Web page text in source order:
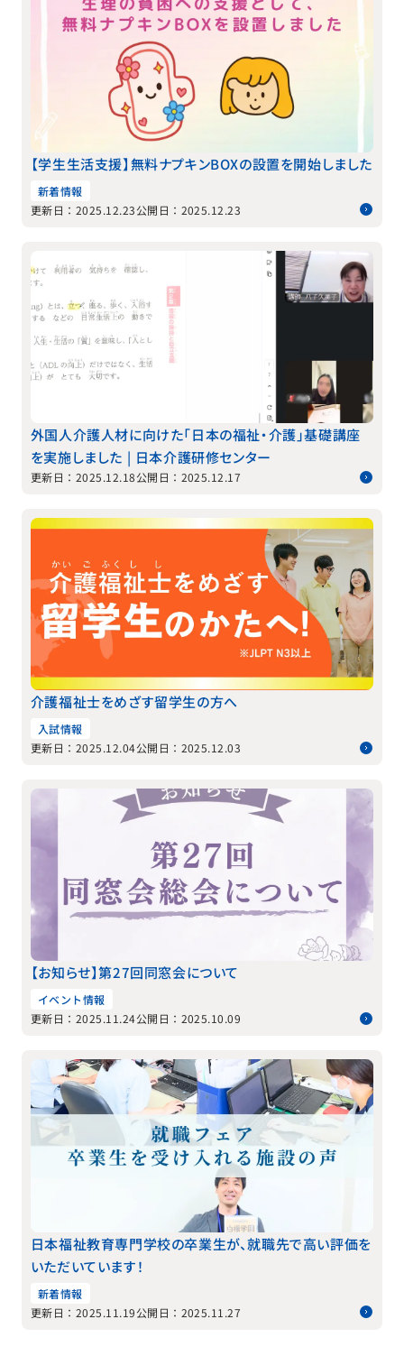
【学生生活支援】無料ナプキンBOXの設置を開始しました
新着情報
更新日：2025.12.23公開日：2025.12.23
外国人介護人材に向けた「日本の福祉・介護」基礎講座
を実施しました | 日本介護研修センター
更新日：2025.12.18公開日：2025.12.17
介護福祉士をめざす留学生の方へ
入試情報
更新日：2025.12.04公開日：2025.12.03
【お知らせ】第27回同窓会について
イベント情報
更新日：2025.11.24公開日：2025.10.09
日本福祉教育専門学校の卒業生が、就職先で高い評価を
いただいています！
新着情報
更新日：2025.11.19公開日：2025.11.27